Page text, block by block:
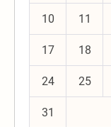
10 11
17 18
24 25
31